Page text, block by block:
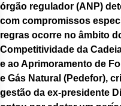
órgão regulador (ANP)
com compromissos
regras ocorre no âmbito
Competitividade da
e ao Aprimoramento de
e Gás Natural (Pedefor),
gestão da ex-presidente